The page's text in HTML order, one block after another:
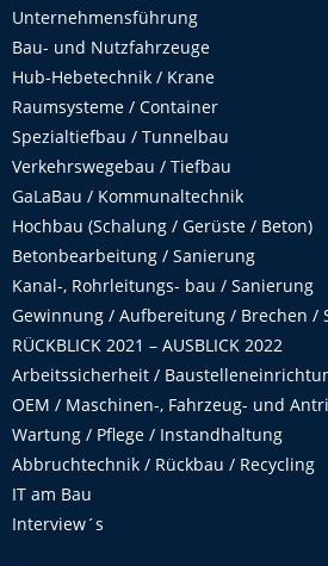
Unternehmensführung
Bau- und Nutzfahrzeuge
Hub-Hebetechnik / Krane
Raumsysteme / Container
Spezialtiefbau / Tunnelbau
Verkehrswegebau / Tiefbau
GaLaBau / Kommunaltechnik
Hochbau (Schalung / Gerüste / Beton)
Betonbearbeitung / Sanierung
Kanal-, Rohrleitungs- bau / Sanierung
Gewinnung / Aufbereitung / Brechen /
RÜCKBLICK 2021 – AUSBLICK 2022
Arbeitssicherheit /
OEM / Maschinen-, Fahrzeug- und
Wartung / Pflege / Instandhaltung
Abbruchtechnik / Rückbau / Recycling
IT am Bau
Interview´s